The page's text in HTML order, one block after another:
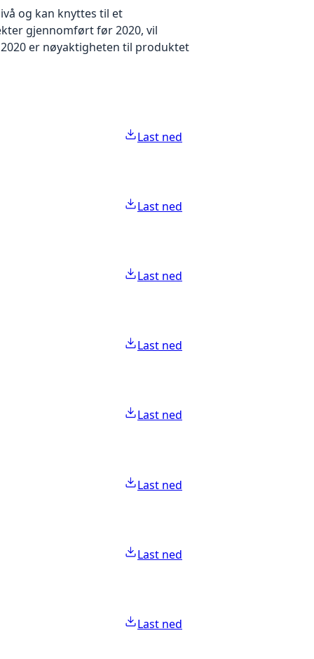
og kan knyttes til et
gjennomført før 2020, vil
er nøyaktigheten til produktet
Last ned
Last ned
Last ned
Last ned
Last ned
Last ned
Last ned
Last ned